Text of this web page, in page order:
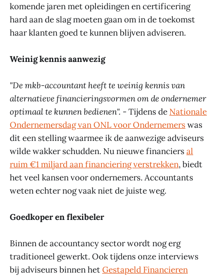
komende jaren met opleidingen en certificering
hard aan de slag moeten gaan om in de toekomst
haar klanten goed te kunnen blijven adviseren.
Weinig kennis aanwezig
"De mkb-accountant heeft te weinig kennis van
alternatieve financieringsvormen om de ondernemer
optimaal te kunnen bedienen". - Tijdens de Nationale
Ondernemersdag van ONL voor Ondernemerswas
dit een stelling waarmee ik de aanwezige adviseurs
wilde wakker schudden. Nu nieuwe financiersal
ruim €1 miljard aan financiering verstrekken, biedt
het veel kansen voor ondernemers. Accountants
weten echter nog vaak niet de juiste weg.
Goedkoper en flexibeler
Binnen de accountancy sector wordt nog erg
traditioneel gewerkt. Ook tijdens onze interviews
bij adviseurs binnen hetGestapeld Financieren